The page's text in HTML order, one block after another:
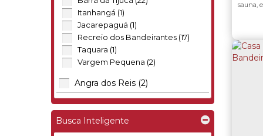
Itanhangá (1)
Jacarepaguá (1)
Recreio dos Bandeirantes (17)
Taquara (1)
Vargem Pequena (2)
Angra dos Reis (2)
Busca Inteligente
sauna,
sendo
sala